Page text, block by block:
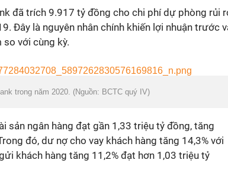
đã trích 9.917 tỷ đồng cho chi phí dự phòng rủi
Đây là nguyên nhân chính khiến lợi nhuận trước
so với cùng kỳ.
trong năm 2020. (Nguồn: BCTC quý IV)
sản ngân hàng đạt gần 1,33 triệu tỷ đồng, tăng
đó, dư nợ cho vay khách hàng tăng 14,3% với
khách hàng tăng 11,2% đạt hơn 1,03 triệu tỷ